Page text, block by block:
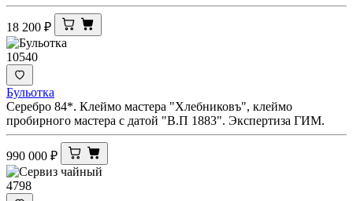
18 200 ₽
10540
Бульотка
Серебро 84*. Клеймо мастера "Хлебниковъ", клеймо
пробирного мастера с датой "В.П 1883". Экспертиза ГИМ.
990 000 ₽
4798